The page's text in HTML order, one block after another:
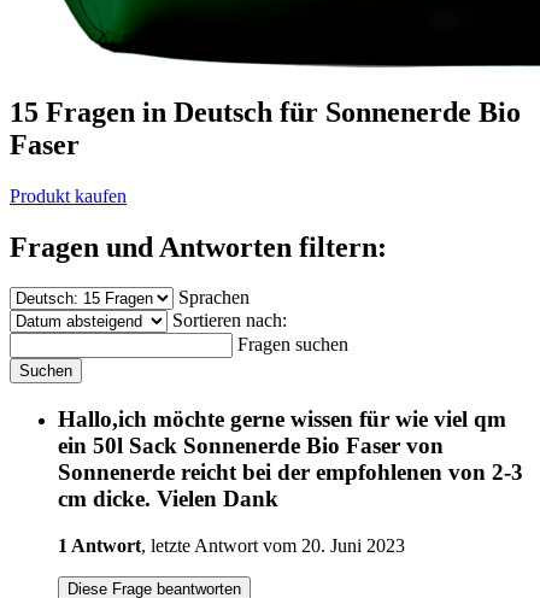
15 Fragen in Deutsch für Sonnenerde Bio
Faser
Produkt kaufen
Fragen und Antworten filtern:
Sprachen
Sortieren nach:
Fragen suchen
Suchen
Hallo,ich möchte gerne wissen für wie viel qm
ein 50l Sack Sonnenerde Bio Faser von
Sonnenerde reicht bei der empfohlenen von 2-3
cm dicke. Vielen Dank
1 Antwort, letzte Antwort vom 20. Juni 2023
Diese Frage beantworten